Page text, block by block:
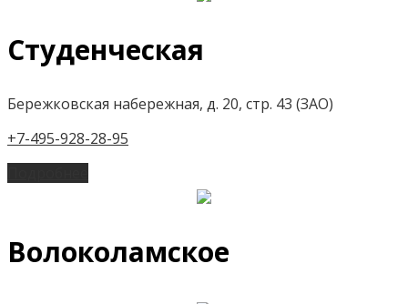
Студенческая
Бережковская набережная, д. 20, стр. 43 (ЗАО)
+7-495-928-28-95
Волоколамское